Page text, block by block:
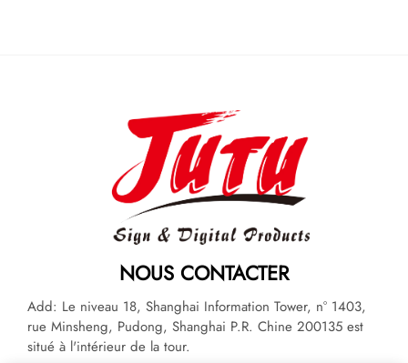
NOUS CONTACTER
Add: Le niveau 18, Shanghai Information Tower, n° 1403,
rue Minsheng, Pudong, Shanghai P.R. Chine 200135 est
situé à l'intérieur de la tour.